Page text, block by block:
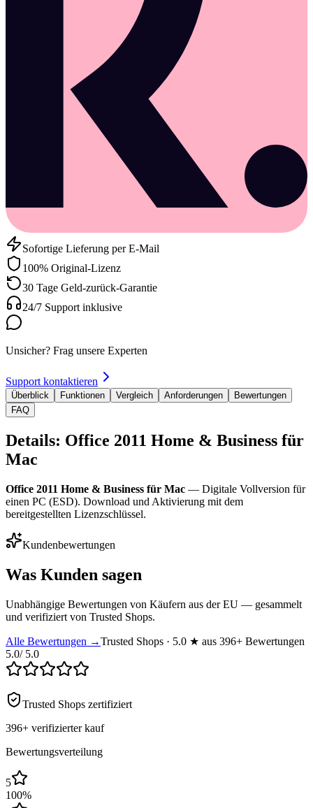
Sofortige Lieferung per E-Mail
100% Original-Lizenz
30 Tage Geld-zurück-Garantie
24/7 Support inklusive
Unsicher? Frag unsere Experten
Support kontaktieren
Überblick Funktionen Vergleich Anforderungen
Bewertungen
FAQ
Details: Office 2011 Home & Business für
Mac
Office 2011 Home & Business für Mac — Digitale Vollversion für
einen PC (ESD). Download und Aktivierung mit dem
bereitgestellten Lizenzschlüssel.
Kundenbewertungen
Was Kunden sagen
Unabhängige Bewertungen von Käufern aus der EU — gesammelt
und verifiziert von Trusted Shops.
Alle Bewertungen →Trusted Shops · 5.0 ★ aus 396+ Bewertungen
5.0/ 5.0
Trusted Shops zertifiziert
396+ verifizierter kauf
Bewertungsverteilung
5
100%